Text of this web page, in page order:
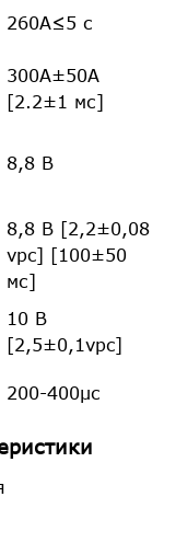
260А≤5 с
300А±50А
[2.2±1 мс]
8,8 В
8,8 В [2,2±0,08
vpc] [100±50
мс]
10 В
[2,5±0,1vpc]
200-400μс